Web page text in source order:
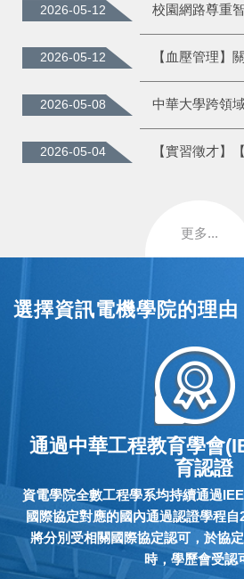
2026-05-12 校園網路尊重
2026-05-12 【血壓管理】
2026-05-08
2026-05-04
更多...
選擇資訊電機學院的理由
通過中華工程教育學會
育認證
資電學院全數工程學系均持續通過
國際協定對應的國內通過認證學程
將分別受相關國際協定認可，於協
時，學歷會受認